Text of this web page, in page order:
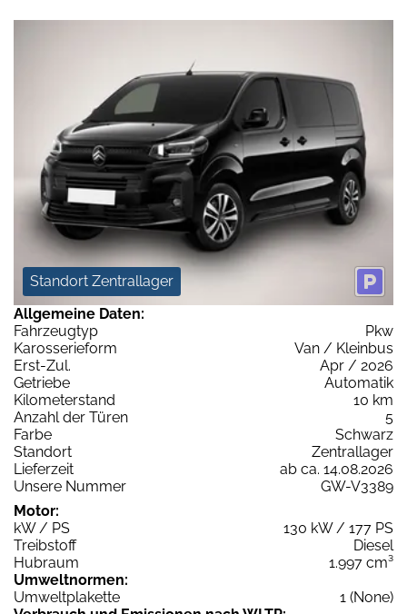
Standort Zentrallager
Allgemeine Daten:
Fahrzeugtyp
Pkw
Karosserieform
Van / Kleinbus
Erst-Zul.
Apr / 2026
Getriebe
Automatik
Kilometerstand
10 km
Anzahl der Türen
5
Farbe
Schwarz
Standort
Zentrallager
Lieferzeit
ab ca. 14.08.2026
Unsere Nummer
GW-V3389
Motor:
kW / PS
130 kW / 177 PS
Treibstoff
Diesel
Hubraum
1.997 cm³
Umweltnormen:
Umweltplakette
1 (None)